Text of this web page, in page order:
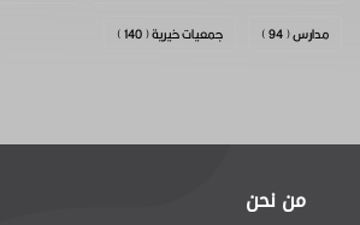
مدارس ( 94 )
جمعيات خيرية ( 140 )
من نحن